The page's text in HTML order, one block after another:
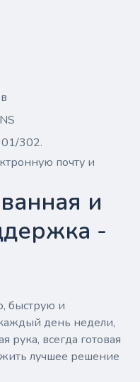
302.
почту и
и
-
быструю и
день недели,
всегда готовая
лучшее решение